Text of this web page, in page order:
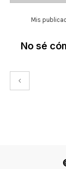
Mis
No sé